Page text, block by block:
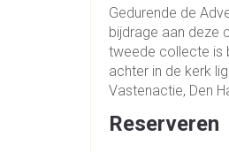
Gedurende de
bijdrage aan deze
tweede collecte is
achter in de kerk
Vastenactie, Den
Reserveren